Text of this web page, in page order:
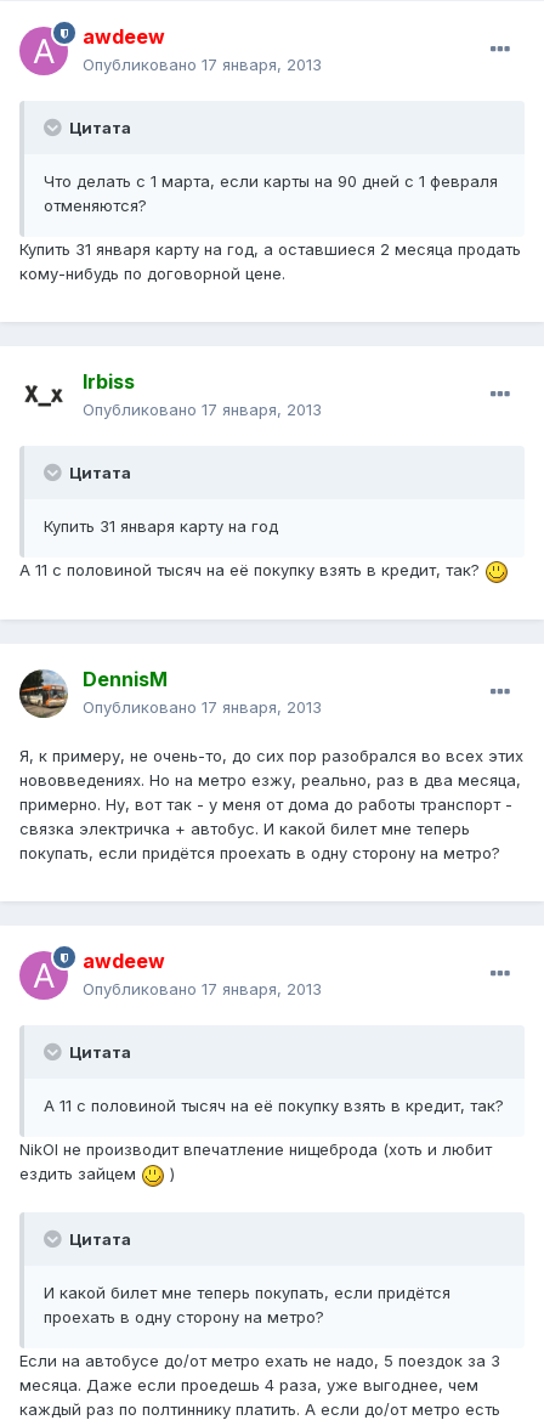
awdeew
Опубликовано 17 января, 2013
Цитата
Что делать с 1 марта, если карты на 90 дней с 1 февраля
отменяются?
Купить 31 января карту на год, а оставшиеся 2 месяца продать
кому-нибудь по договорной цене.
Irbiss
Опубликовано 17 января, 2013
Цитата
Купить 31 января карту на год
А 11 с половиной тысяч на её покупку взять в кредит, так?
DennisM
Опубликовано 17 января, 2013
Я, к примеру, не очень-то, до сих пор разобрался во всех этих
нововведениях. Но на метро езжу, реально, раз в два месяца,
примерно. Ну, вот так - у меня от дома до работы транспорт -
связка электричка + автобус. И какой билет мне теперь
покупать, если придётся проехать в одну сторону на метро?
awdeew
Опубликовано 17 января, 2013
Цитата
А 11 с половиной тысяч на её покупку взять в кредит, так?
NikOl не производит впечатление нищеброда (хоть и любит
ездить зайцем
)
Цитата
И какой билет мне теперь покупать, если придётся
проехать в одну сторону на метро?
Если на автобусе до/от метро ехать не надо, 5 поездок за 3
месяца. Даже если проедешь 4 раза, уже выгоднее, чем
каждый раз по полтиннику платить. А если до/от метро есть